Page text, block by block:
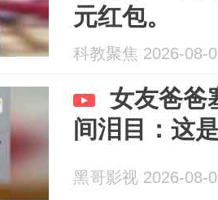
元红包。
科教聚焦 2026-08-
女友爸爸
间泪目：这
黑哥影视 2026-08-